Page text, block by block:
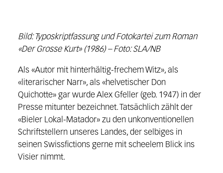
Bild: Typoskriptfassung und Fotokartei zum Roman
«Der Grosse Kurt» (1986) – Foto: SLA/NB
Als «Autor mit hinterhältig-frechem Witz», als
«literarischer Narr», als «helvetischer Don
Quichotte» gar wurde Alex Gfeller (geb. 1947) in der
Presse mitunter bezeichnet. Tatsächlich zählt der
«Bieler Lokal-Matador» zu den unkonventionellen
Schriftstellern unseres Landes, der selbiges in
seinen Swissfictions gerne mit scheelem Blick ins
Visier nimmt.